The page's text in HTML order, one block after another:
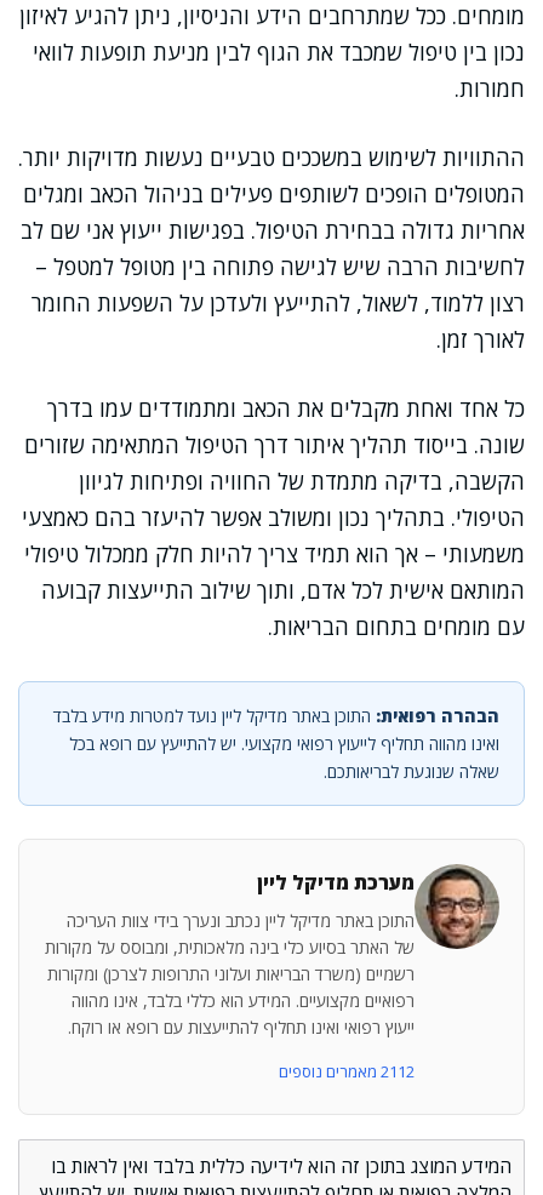
מומחים. ככל שמתרחבים הידע והניסיון, ניתן להגיע לאיזון
נכון בין טיפול שמכבד את הגוף לבין מניעת תופעות לוואי
חמורות.
ההתוויות לשימוש במשככים טבעיים נעשות מדויקות יותר.
המטופלים הופכים לשותפים פעילים בניהול הכאב ומגלים
אחריות גדולה בבחירת הטיפול. בפגישות ייעוץ אני שם לב
לחשיבות הרבה שיש לגישה פתוחה בין מטופל למטפל –
רצון ללמוד, לשאול, להתייעץ ולעדכן על השפעות החומר
לאורך זמן.
כל אחד ואחת מקבלים את הכאב ומתמודדים עמו בדרך
שונה. בייסוד תהליך איתור דרך הטיפול המתאימה שזורים
הקשבה, בדיקה מתמדת של החוויה ופתיחות לגיוון
הטיפולי. בתהליך נכון ומשולב אפשר להיעזר בהם כאמצעי
משמעותי – אך הוא תמיד צריך להיות חלק ממכלול טיפולי
המותאם אישית לכל אדם, ותוך שילוב התייעצות קבועה
עם מומחים בתחום הבריאות.
הבהרה רפואית: התוכן באתר מדיקל ליין נועד למטרות מידע בלבד
ואינו מהווה תחליף לייעוץ רפואי מקצועי. יש להתייעץ עם רופא בכל
שאלה שנוגעת לבריאותכם.
מערכת מדיקל ליין
התוכן באתר מדיקל ליין נכתב ונערך בידי צוות העריכה
של האתר בסיוע כלי בינה מלאכותית, ומבוסס על מקורות
רשמיים (משרד הבריאות ועלוני התרופות לצרכן) ומקורות
רפואיים מקצועיים. המידע הוא כללי בלבד, אינו מהווה
ייעוץ רפואי ואינו תחליף להתייעצות עם רופא או רוקח.
2112 מאמרים נוספים
המידע המוצג בתוכן זה הוא לידיעה כללית בלבד ואין לראות בו